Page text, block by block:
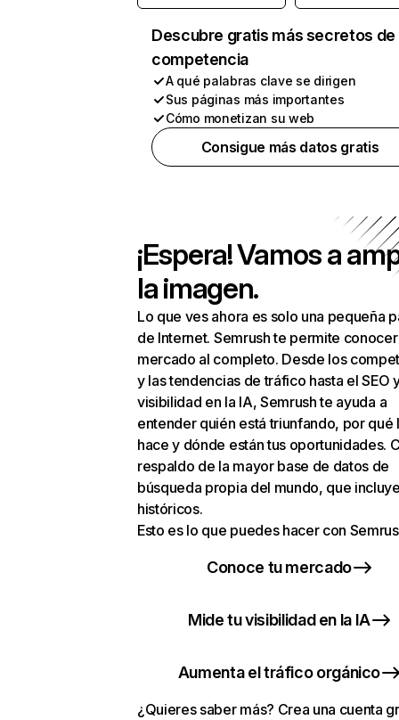
Descubre gratis más secretos de
competencia
A qué palabras clave se dirigen
Sus páginas más importantes
Cómo monetizan su web
Consigue más datos gratis
¡Espera! Vamos a
la imagen.
Lo que ves ahora es solo una pequeña
de Internet. Semrush te permite
mercado al completo. Desde los
y las tendencias de tráfico hasta el SEO
visibilidad en la IA, Semrush te ayuda a
entender quién está triunfando, por qué
hace y dónde están tus oportunidades.
respaldo de la mayor base de datos de
búsqueda propia del mundo, que
históricos.
Esto es lo que puedes hacer con
Conoce tu mercado
Mide tu visibilidad en la IA
Aumenta el tráfico orgánico
¿Quieres saber más? Crea una cuenta